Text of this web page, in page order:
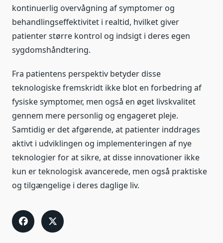
kontinuerlig overvågning af symptomer og
behandlingseffektivitet i realtid, hvilket giver
patienter større kontrol og indsigt i deres egen
sygdomshåndtering.
Fra patientens perspektiv betyder disse
teknologiske fremskridt ikke blot en forbedring af
fysiske symptomer, men også en øget livskvalitet
gennem mere personlig og engageret pleje.
Samtidig er det afgørende, at patienter inddrages
aktivt i udviklingen og implementeringen af nye
teknologier for at sikre, at disse innovationer ikke
kun er teknologisk avancerede, men også praktiske
og tilgængelige i deres daglige liv.